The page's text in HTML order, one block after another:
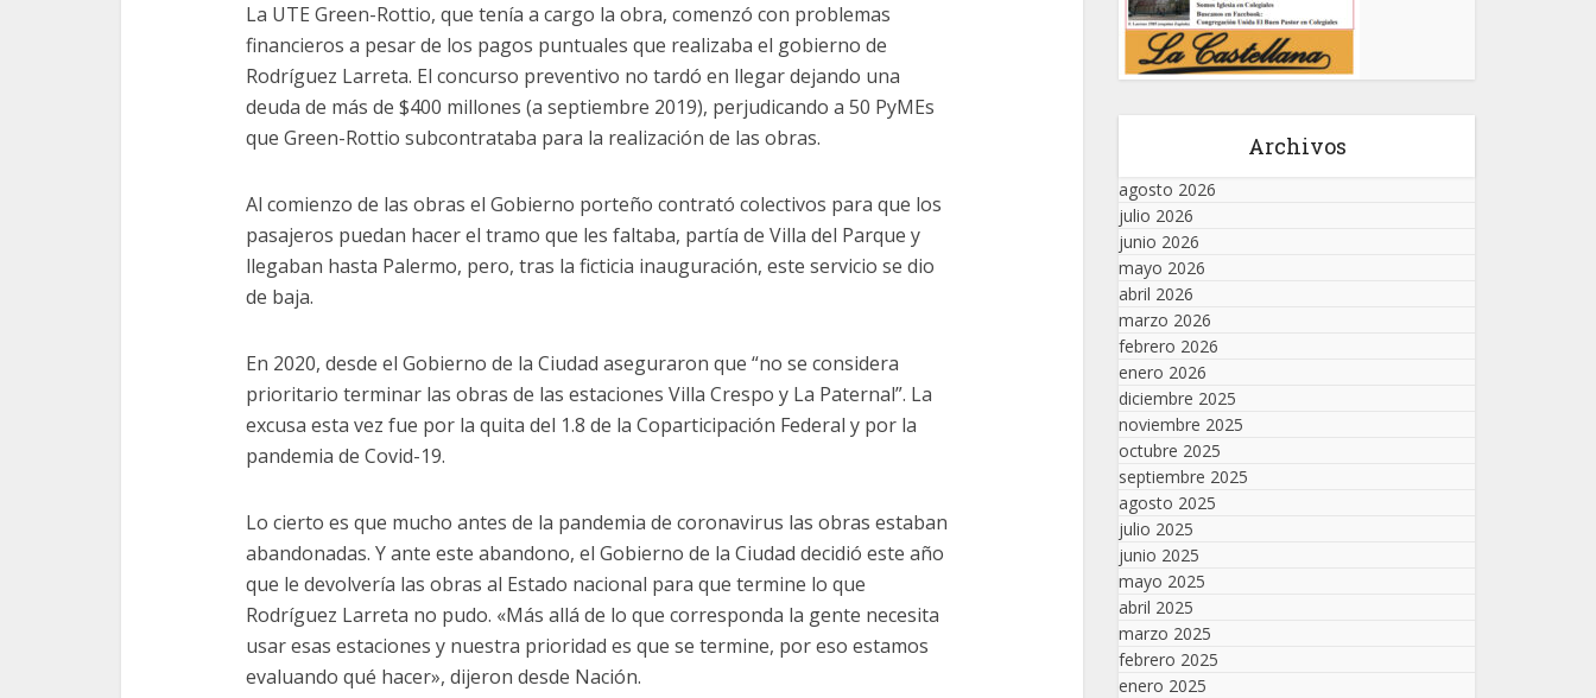
La UTE Green-Rottio, que tenía a cargo la obra, comenzó con problemas
financieros a pesar de los pagos puntuales que realizaba el gobierno de
Rodríguez Larreta. El concurso preventivo no tardó en llegar dejando una
deuda de más de $400 millones (a septiembre 2019), perjudicando a 50 PyMEs
que Green-Rottio subcontrataba para la realización de las obras.
Al comienzo de las obras el Gobierno porteño contrató colectivos para que los
pasajeros puedan hacer el tramo que les faltaba, partía de Villa del Parque y
llegaban hasta Palermo, pero, tras la ficticia inauguración, este servicio se dio
de baja.
En 2020, desde el Gobierno de la Ciudad aseguraron que “no se considera
prioritario terminar las obras de las estaciones Villa Crespo y La Paternal”. La
excusa esta vez fue por la quita del 1.8 de la Coparticipación Federal y por la
pandemia de Covid-19.
Lo cierto es que mucho antes de la pandemia de coronavirus las obras estaban
abandonadas. Y ante este abandono, el Gobierno de la Ciudad decidió este año
que le devolvería las obras al Estado nacional para que termine lo que
Rodríguez Larreta no pudo. «Más allá de lo que corresponda la gente necesita
usar esas estaciones y nuestra prioridad es que se termine, por eso estamos
evaluando qué hacer», dijeron desde Nación.
Archivos
agosto 2026
julio 2026
junio 2026
mayo 2026
abril 2026
marzo 2026
febrero 2026
enero 2026
diciembre 2025
noviembre 2025
octubre 2025
septiembre 2025
agosto 2025
julio 2025
junio 2025
mayo 2025
abril 2025
marzo 2025
febrero 2025
enero 2025